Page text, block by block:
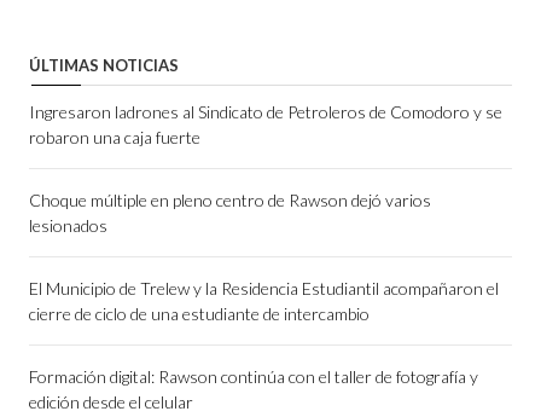
ÚLTIMAS NOTICIAS
Ingresaron ladrones al Sindicato de Petroleros de Comodoro y se
robaron una caja fuerte
Choque múltiple en pleno centro de Rawson dejó varios
lesionados
El Municipio de Trelew y la Residencia Estudiantil acompañaron el
cierre de ciclo de una estudiante de intercambio
Formación digital: Rawson continúa con el taller de fotografía y
edición desde el celular